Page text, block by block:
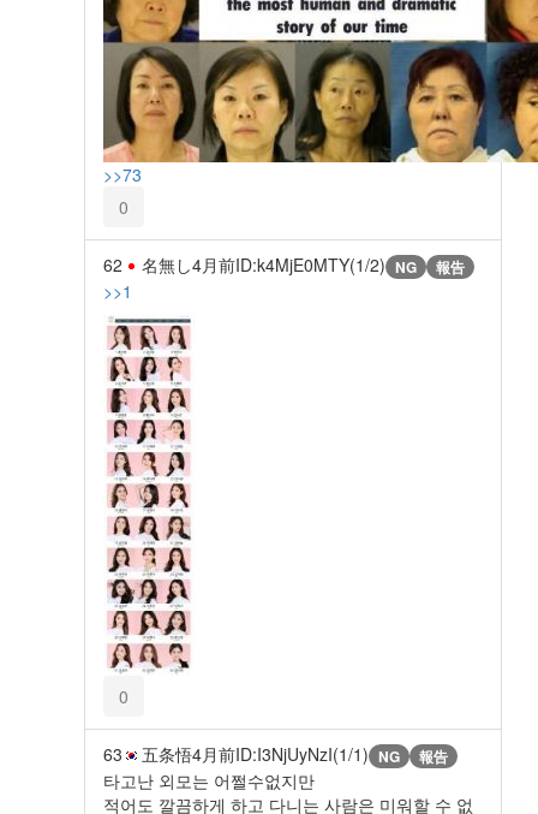
>>73
0
62 名無し4月前ID:k4MjE0MTY(1/2) NG 報告
>>1
0
63 五条悟4月前ID:I3NjUyNzI(1/1) NG 報告
타고난 외모는 어쩔수없지만
적어도 깔끔하게 하고 다니는 사람은 미워할 수 없